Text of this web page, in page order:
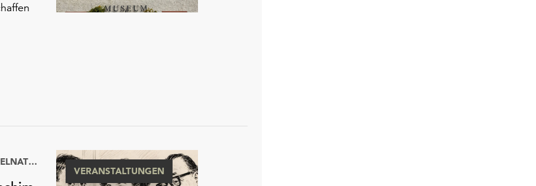
KULTURHISTORISCHES MUSEUM WURZEN MIT RINGELNATZ-SAMMLUNG
VERANSTALTUNGEN